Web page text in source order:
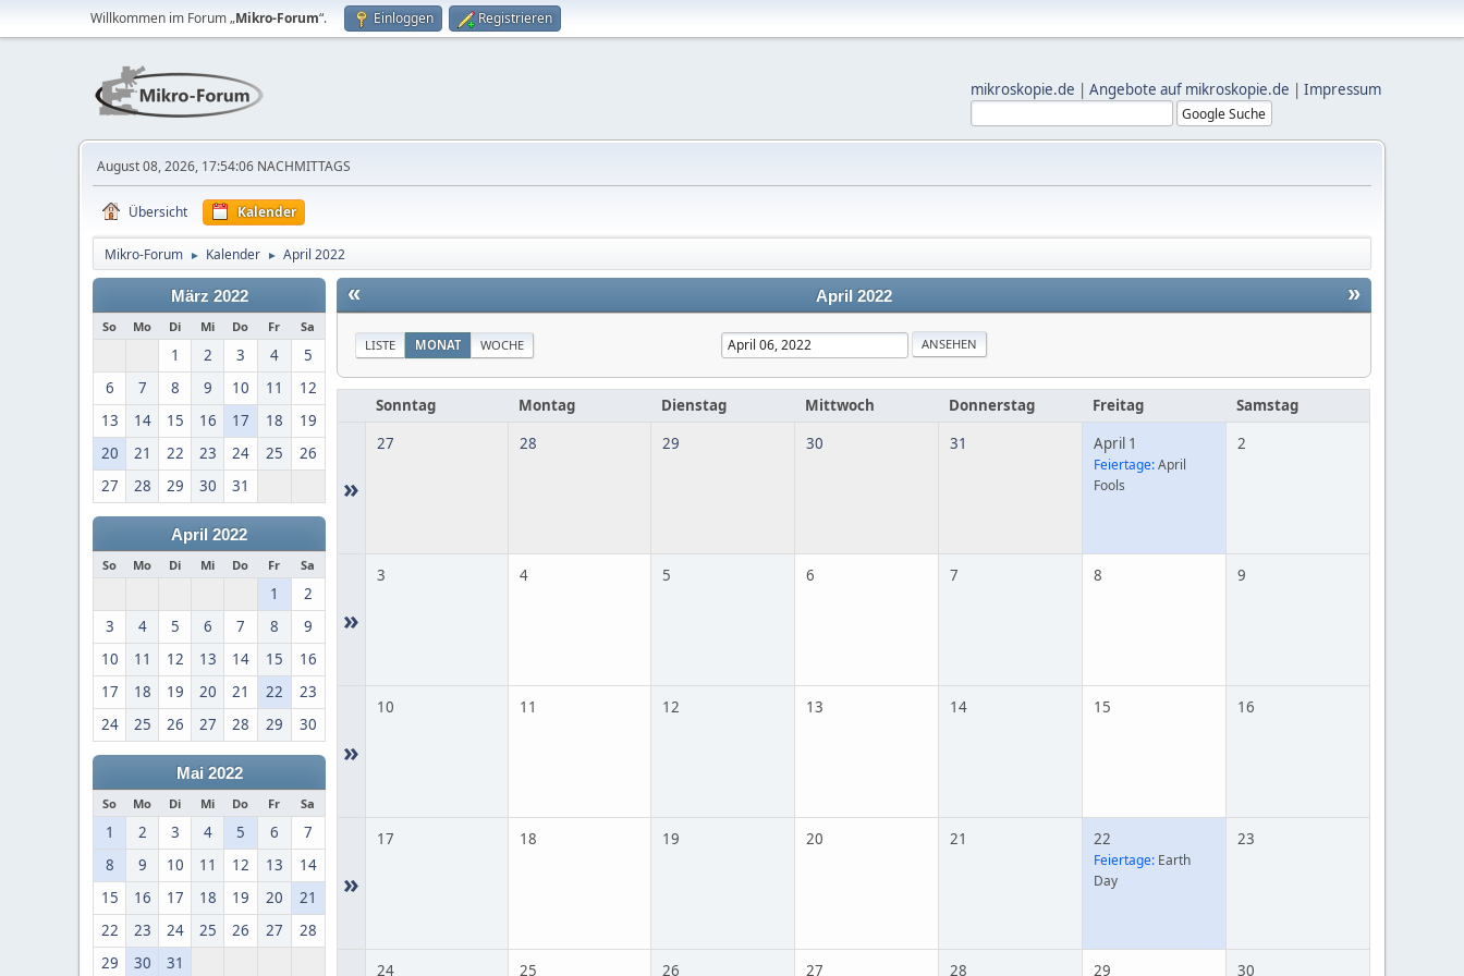
Willkommen im Forum „Mikro-Forum“. Einloggen Registrieren
mikroskopie.de | Angebote auf mikroskopie.de | Impressum
August 08, 2026, 17:54:06 NACHMITTAGS
Übersicht Kalender
Mikro-Forum ► Kalender ► April 2022
März 2022
So Mo Di Mi Do Fr Sa
1 2 3 4
5
6
7 8 9 10 11
12
13
14 15 16 17 18
19
20
21 22 23 24 25
26
27
28 29 30 31
April 2022
So Mo Di Mi Do Fr Sa
1
2
3
4 5 6 7 8
9
10
11 12 13 14 15
16
17
18 19 20 21 22
23
24
25 26 27 28 29 30
Mai 2022
So Mo Di Mi Do Fr Sa
1 2 3 4 5 6
7
8
9 10 11 12 13
14
15
16 17 18 19 20
21
22
23 24 25 26 27
28
29
30 31
« »
April 2022
LISTE MONAT WOCHE
Sonntag Montag Dienstag Mittwoch Donnerstag Freitag Samstag
»
27 28 29 30 31 April 1
Feiertage:April
Fools
2
»
3 4 5 6 7 8 9
»
10 11 12 13 14 15 16
»
17 18 19 20 21 22
Feiertage: Earth
Day
23
24 25 26 27 28 29 30